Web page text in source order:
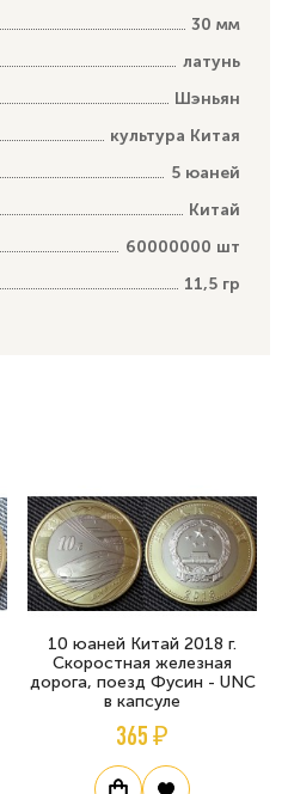
30 мм
латунь
Шэньян
культура Китая
5 юаней
Китай
60000000 шт
11,5 гр
10 юаней Китай 2018 г.
Скоростная железная
дорога, поезд Фусин - UNC
в капсуле
365 ₽